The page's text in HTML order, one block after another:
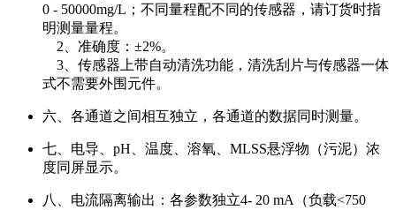
0 - 50000mg/L；不同量程配不同的传感器，请订货时指
明测量量程。
2、准确度：±2%。
3、传感器上带自动清洗功能，清洗刮片与传感器一体
式不需要外围元件。
六、各通道之间相互独立，各通道的数据同时测量。
七、电导、pH、温度、溶氧、MLSS悬浮物（污泥）浓
度同屏显示。
八、电流隔离输出：各参数独立4- 20 mA（负载<750